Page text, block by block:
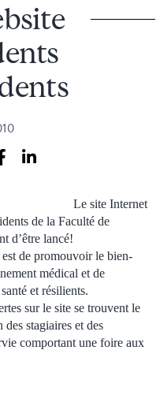
Le site Internet
de la Faculté de
d’être lancé!
de promouvoir le bien-
médical et de
et résilients.
sur le site se trouvent le
des stagiaires et des
comportant une foire aux